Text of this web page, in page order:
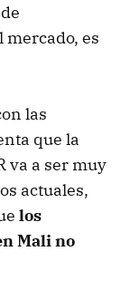
es
las
que la
va a ser muy
actuales,
los
Mali no